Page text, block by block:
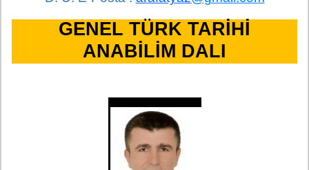
GENEL TÜRK TARİHİ
ANABİLİM DALI